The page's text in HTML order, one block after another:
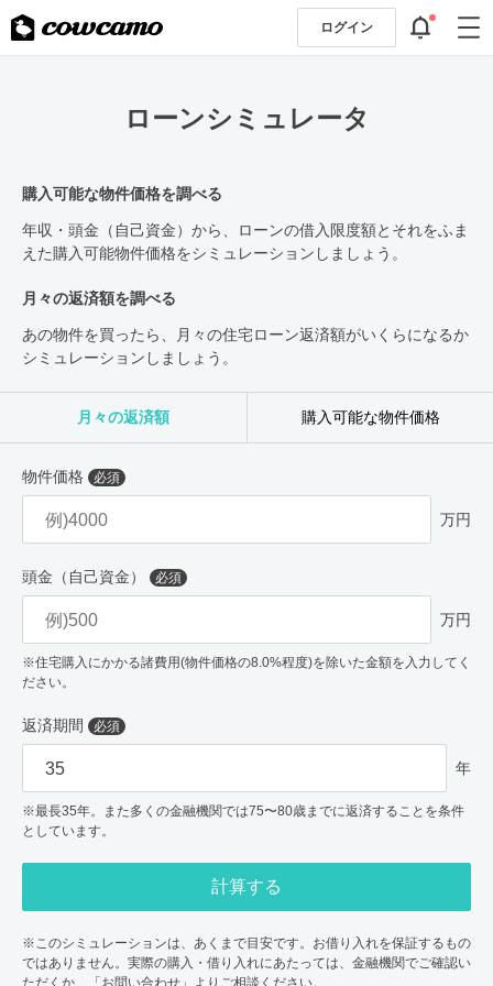
ログイン
ローンシミュレータ
購入可能な物件価格を調べる
年収・頭金（自己資金）から、ローンの借入限度額とそれをふま
えた購入可能物件価格をシミュレーションしましょう。
月々の返済額を調べる
あの物件を買ったら、月々の住宅ローン返済額がいくらになるか
シミュレーションしましょう。
月々の返済額 購入可能な物件価格
物件価格 必須
万円
頭金（自己資金） 必須
万円
※住宅購入にかかる諸費用(物件価格の8.0%程度)を除いた金額を入力してく
ださい。
返済期間 必須
年
※最長35年。また多くの金融機関では75〜80歳までに返済することを条件
としています。
計算する
※このシミュレーションは、あくまで目安です。お借り入れを保証するもの
ではありません。実際の購入・借り入れにあたっては、金融機関でご確認い
ただくか、「お問い合わせ」よりご相談ください。